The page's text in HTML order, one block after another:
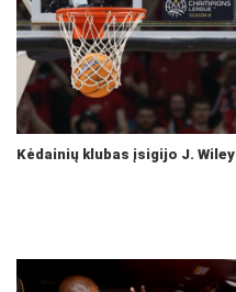
Kėdainių klubas įsigijo J. Wiley